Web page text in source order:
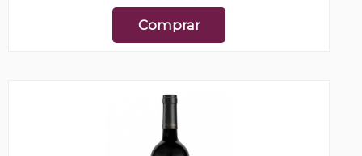
Comprar